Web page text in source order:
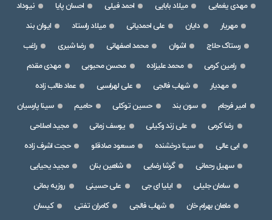
مهدی یغمایی
میلاد بابایی احمد فیلی احسان پایا
نیوداد
مهریار
دایان علی احمدیانی میلاد راستاد
ایوان بند
رستاک حلاج
اشوان محمد اصفهانی رضا شیری
راغب
رامین کرمی
محمد علیزاده محسن محبوبی
مهدی مقدم
مهدیار
شهاب فالجی علی لهراسبی
عماد طالب زاده
امیر فرجام
سون بند حسین توکلی حامیم
سینا پارسیان
رضا کرمی
علی زند وکیلی یوسف زمانی
مجید اصلاحی
ابی عالی
سینا درخشنده مسعود صادقلو
حجت اشرف زاده
سهیل رحمانی
گرشا رضایی شاهین بنان
مجید یحیایی
سامان جلیلی
ایلیا ای جی علی حسینی
روزبه بمانی
ماهان بهرام خان
شهاب فالجی کامران تفتی
کیسان